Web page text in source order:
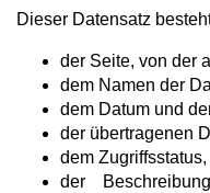
Dieser Datensatz
der Seite, von der
dem Namen der
dem Datum und
der übertragenen
dem Zugriffsstatus,
der